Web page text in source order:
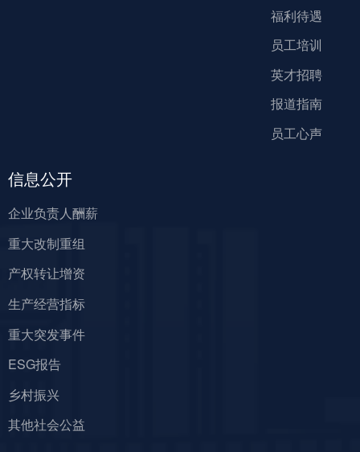
福利待遇
员工培训
英才招聘
报道指南
员工心声
信息公开
企业负责人酬薪
重大改制重组
产权转让增资
生产经营指标
重大突发事件
ESG报告
乡村振兴
其他社会公益